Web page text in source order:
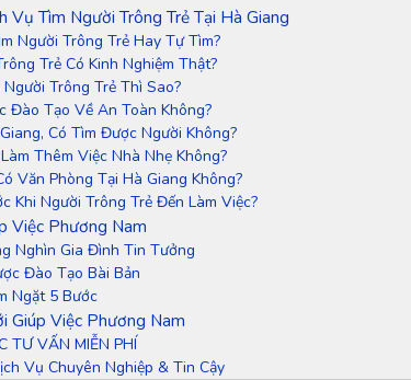
Vụ Tìm Người Trông Trẻ Tại Hà Giang
Người Trông Trẻ Hay Tự Tìm?
Trẻ Có Kinh Nghiệm Thật?
Trông Trẻ Thì Sao?
Đào Tạo Về An Toàn Không?
Có Tìm Được Người Không?
Thêm Việc Nhà Nhẹ Không?
Văn Phòng Tại Hà Giang Không?
Khi Người Trông Trẻ Đến Làm Việc?
Việc Phương Nam
Nghìn Gia Đình Tin Tưởng
Đào Tạo Bài Bản
Ngặt 5 Bước
Giúp Việc Phương Nam
TƯ VẤN MIỄN PHÍ
Vụ Chuyên Nghiệp & Tin Cậy